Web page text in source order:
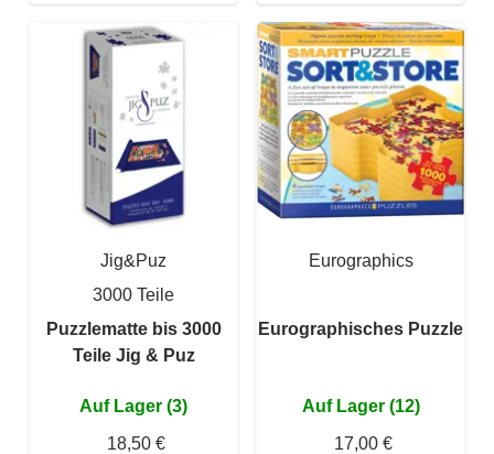
Jig&Puz
3000 Teile
Puzzlematte bis 3000
Teile Jig & Puz
Auf Lager (3)
18,50 €
Eurographics
Eurographisches Puzzle
Auf Lager (12)
17,00 €